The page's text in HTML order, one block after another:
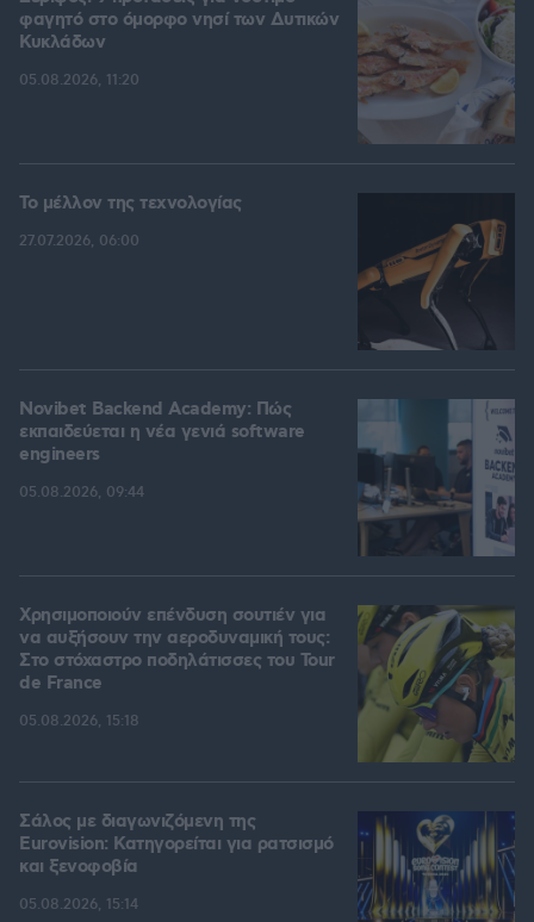
φαγητό στο όμορφο νησί των Δυτικών
Κυκλάδων
05.08.2026, 11:20
Το μέλλον της τεχνολογίας
27.07.2026, 06:00
Novibet Backend Academy: Πώς
εκπαιδεύεται η νέα γενιά software
engineers
05.08.2026, 09:44
Χρησιμοποιούν επένδυση σουτιέν για
να αυξήσουν την αεροδυναμική τους:
Στο στόχαστρο ποδηλάτισσες του Tour
de France
05.08.2026, 15:18
Σάλος με διαγωνιζόμενη της
Eurovision: Κατηγορείται για ρατσισμό
και ξενοφοβία
05.08.2026, 15:14